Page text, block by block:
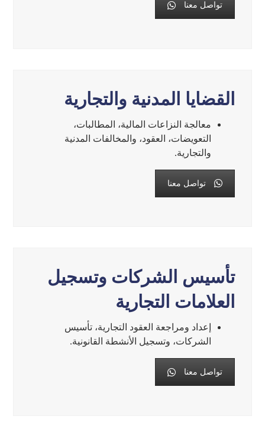
تواصل معنا
القضايا المدنية والتجارية
معالجة النزاعات المالية، المطالبات،
التعويضات، العقود، والمخالفات المدنية
والتجارية.
تواصل معنا
تأسيس الشركات وتسجيل
العلامات التجارية
إعداد ومراجعة العقود التجارية، تأسيس
الشركات، وتسجيل الأنشطة القانونية.
تواصل معنا